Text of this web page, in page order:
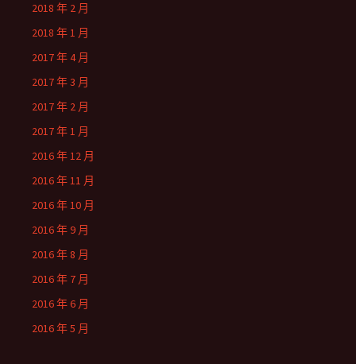
2018 年 2 月
2018 年 1 月
2017 年 4 月
2017 年 3 月
2017 年 2 月
2017 年 1 月
2016 年 12 月
2016 年 11 月
2016 年 10 月
2016 年 9 月
2016 年 8 月
2016 年 7 月
2016 年 6 月
2016 年 5 月